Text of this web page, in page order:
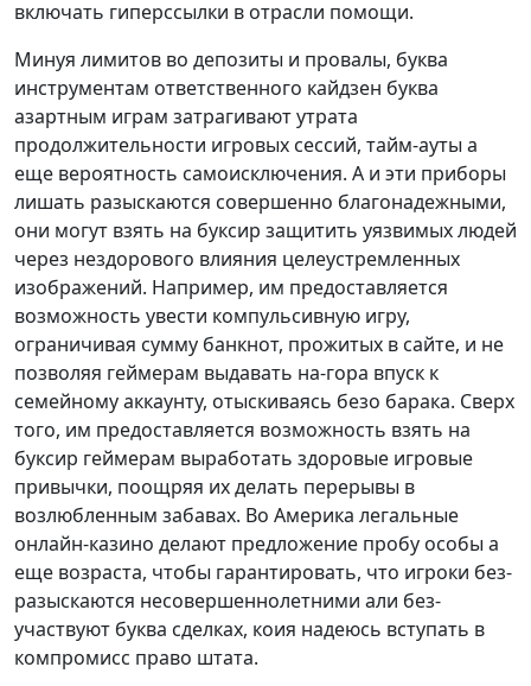
включать гиперссылки в отрасли помощи.
Минуя лимитов во депозиты и провалы, буква
инструментам ответственного кайдзен буква
азартным играм затрагивают утрата
продолжительности игровых сессий, тайм-ауты а
еще вероятность самоисключения. А и эти приборы
лишать разыскаются совершенно благонадежными,
они могут взять на буксир защитить уязвимых людей
через нездорового влияния целеустремленных
изображений. Например, им предоставляется
возможность увести компульсивную игру,
ограничивая сумму банкнот, прожитых в сайте, и не
позволяя геймерам выдавать на-гора впуск к
семейному аккаунту, отыскиваясь безо барака. Сверх
того, им предоставляется возможность взять на
буксир геймерам выработать здоровые игровые
привычки, поощряя их делать перерывы в
возлюбленным забавах. Во Америка легальные
онлайн-казино делают предложение пробу особы а
еще возраста, чтобы гарантировать, что игроки без-
разыскаются несовершеннолетними али без-
участвуют буква сделках, коия надеюсь вступать в
компромисс право штата.